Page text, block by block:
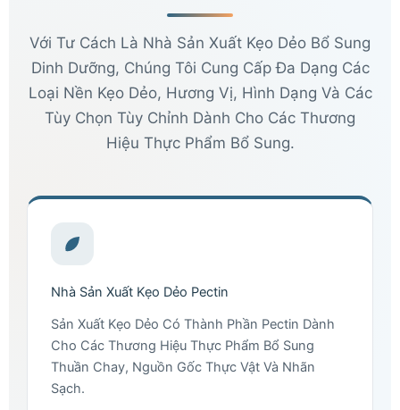
Với Tư Cách Là Nhà Sản Xuất Kẹo Dẻo Bổ Sung
Dinh Dưỡng, Chúng Tôi Cung Cấp Đa Dạng Các
Loại Nền Kẹo Dẻo, Hương Vị, Hình Dạng Và Các
Tùy Chọn Tùy Chỉnh Dành Cho Các Thương
Hiệu Thực Phẩm Bổ Sung.
Nhà Sản Xuất Kẹo Dẻo Pectin
Sản Xuất Kẹo Dẻo Có Thành Phần Pectin Dành
Cho Các Thương Hiệu Thực Phẩm Bổ Sung
Thuần Chay, Nguồn Gốc Thực Vật Và Nhãn
Sạch.